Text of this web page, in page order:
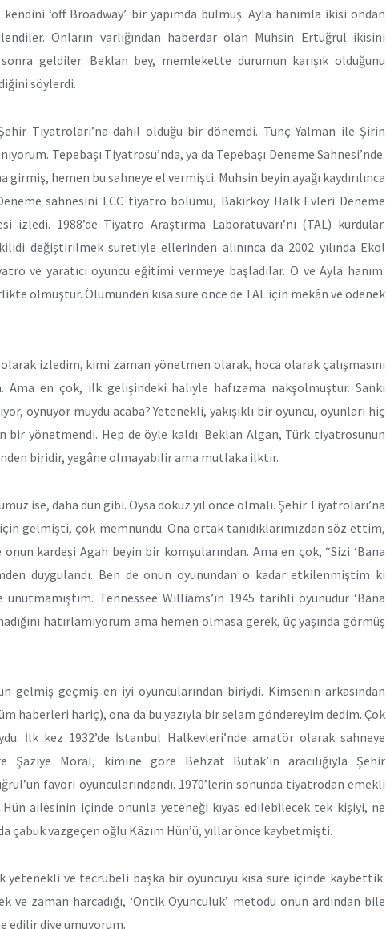
‘off Broadway’ bir yapımda bulmuş. Ayla hanımla ikisi ondan
Onların varlığından haberdar olan Muhsin Ertuğrul ikisini
geldiler. Beklan bey, memlekette durumun karışık olduğunu
söylerdi.
Tiyatroları’na dahil olduğu bir dönemdi. Tunç Yalman ile Şirin
Tepebaşı Tiyatrosu’nda, ya da Tepebaşı Deneme Sahnesi’nde.
girmiş, hemen bu sahneye el vermişti. Muhsin beyin ayağı kaydırılınca
sahnesini LCC tiyatro bölümü, Bakırköy Halk Evleri Deneme
izledi. 1988’de Tiyatro Araştırma Laboratuvarı’nı (TAL) kurdular.
değiştirilmek suretiyle ellerinden alınınca da 2002 yılında Ekol
ve yaratıcı oyuncu eğitimi vermeye başladılar. O ve Ayla hanım.
olmuştur. Ölümünden kısa süre önce de TAL için mekân ve ödenek
izledim, kimi zaman yönetmen olarak, hoca olarak çalışmasını
Ama en çok, ilk gelişindeki haliyle hafızama nakşolmuştur. Sanki
oynuyor muydu acaba? Yetenekli, yakışıklı bir oyuncu, oyunları hiç
bir yönetmendi. Hep de öyle kaldı. Beklan Algan, Türk tiyatrosunun
biridir, yegâne olmayabilir ama mutlaka ilktir.
ise, daha dün gibi. Oysa dokuz yıl önce olmalı. Şehir Tiyatroları’na
için gelmişti, çok memnundu. Ona ortak tanıdıklarımızdan söz ettim,
kardeşi Agah beyin bir komşularından. Ama en çok, “Sizi ‘Bana
duygulandı. Ben de onun oyunundan o kadar etkilenmiştim ki
Tennessee Williams’ın 1945 tarihli oyunudur ‘Bana
hatırlamıyorum ama hemen olmasa gerek, üç yaşında görmüş
gelmiş geçmiş en iyi oyuncularından biriydi. Kimsenin arkasından
haberleri hariç), ona da bu yazıyla bir selam göndereyim dedim. Çok
İlk kez 1932’de İstanbul Halkevleri’nde amatör olarak sahneye
Şaziye Moral, kimine göre Behzat Butak’ın aracılığıyla Şehir
favori oyuncularındandı. 1970’lerin sonunda tiyatrodan emekli
ailesinin içinde onunla yeteneği kıyas edilebilecek tek kişiyi, ne
çabuk vazgeçen oğlu Kâzım Hün’ü, yıllar önce kaybetmişti.
yetenekli ve tecrübeli başka bir oyuncuyu kısa süre içinde kaybettik.
ve zaman harcadığı, ‘Ontik Oyunculuk’ metodu onun ardından bile
edilir diye umuyorum.